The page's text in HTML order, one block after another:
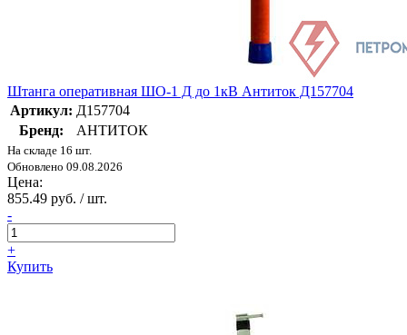
Штанга оперативная ШО-1 Д до 1кВ Антиток Д157704
Артикул: Д157704
Бренд:
АНТИТОК
На складе 16 шт.
Обновлено 09.08.2026
Цена:
855.49 руб. / шт.
-
+
Купить